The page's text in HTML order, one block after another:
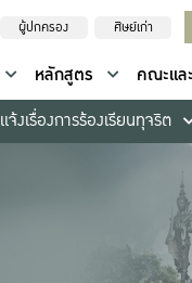
ผู้ปกครอง ศิษย์เก่า
หลักสูตร
คณะแล
แจ้งเรื่องการร้องเรียนทุจริต